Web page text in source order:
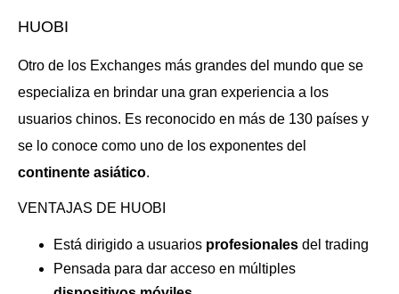
HUOBI
Otro de los Exchanges más grandes del mundo que se
especializa en brindar una gran experiencia a los
usuarios chinos. Es reconocido en más de 130 países y
se lo conoce como uno de los exponentes del
continente asiático.
VENTAJAS DE HUOBI
Está dirigido a usuarios profesionales del trading
Pensada para dar acceso en múltiples